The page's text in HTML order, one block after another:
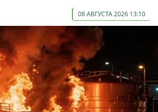
08 АВГУСТА 2026 13:10